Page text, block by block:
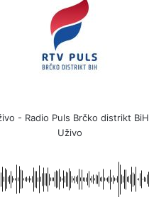
- Radio Puls Brčko distrikt BiH
Uživo